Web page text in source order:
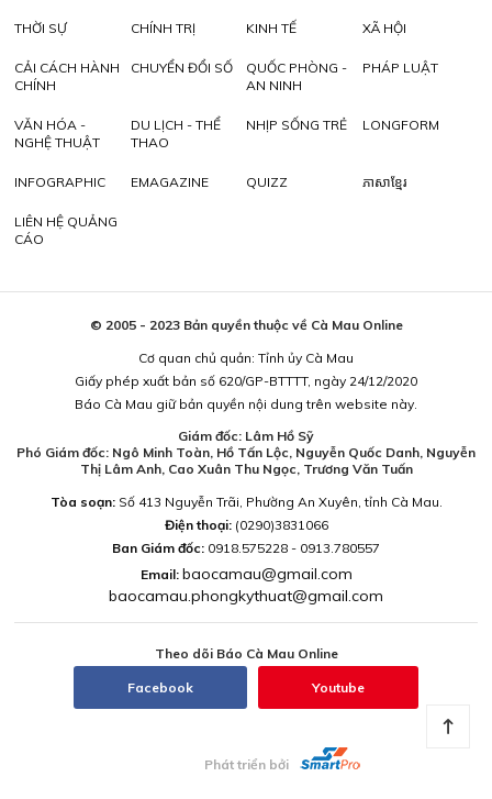
THỜI SỰ CHÍNH TRỊ KINH TẾ XÃ HỘI
CẢI CÁCH HÀNH
CHÍNH
CHUYỂN ĐỔI SỐ
QUỐC PHÒNG -
AN NINH
PHÁP LUẬT
VĂN HÓA -
NGHỆ THUẬT
DU LỊCH - THỂ
THAO
NHỊP SỐNG TRẺ LONGFORM
INFOGRAPHIC EMAGAZINE QUIZZ ភាសាខ្មែរ
LIÊN HỆ QUẢNG
CÁO
© 2005 - 2023 Bản quyền thuộc về Cà Mau Online
Cơ quan chủ quản: Tỉnh ủy Cà Mau
Giấy phép xuất bản số 620/GP-BTTTT, ngày 24/12/2020
Báo Cà Mau giữ bản quyền nội dung trên website này.
Giám đốc: Lâm Hồ Sỹ
Phó Giám đốc: Ngô Minh Toàn, Hồ Tấn Lộc, Nguyễn Quốc Danh, Nguyễn
Thị Lâm Anh, Cao Xuân Thu Ngọc, Trương Văn Tuấn
Tòa soạn:Số 413 Nguyễn Trãi, Phường An Xuyên, tỉnh Cà Mau.
Điện thoại: (0290)3831066
Ban Giám đốc: 0918.575228 - 0913.780557
Email: baocamau@gmail.com
baocamau.phongkythuat@gmail.com
Theo dõi Báo Cà Mau Online
Facebook Youtube
Phát triển bởi